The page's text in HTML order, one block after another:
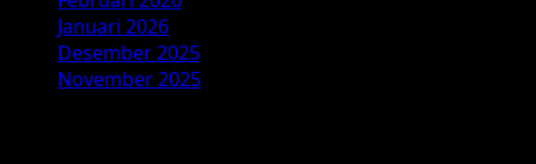
Januari 2026
Desember 2025
November 2025